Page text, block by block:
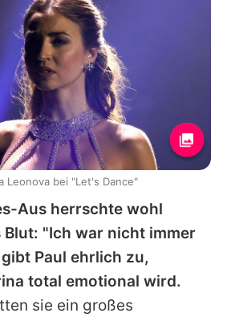
Aus herrschte wohl
"Ich war nicht immer
Paul ehrlich zu,
total emotional wird.
sie ein großes
Leonova bei "Let's Dance"